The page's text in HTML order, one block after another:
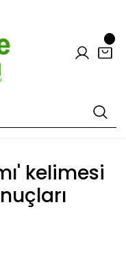
kelimesi